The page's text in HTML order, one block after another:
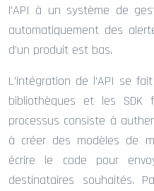
l’API à un système de
automatiquement des
d’un produit est bas.
L’intégration de l’API se
bibliothèques et les SDK
processus consiste à
à créer des modèles de
écrire le code pour
destinataires souhaités.